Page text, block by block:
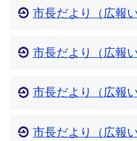
市長だより（広報
市長だより（広報
市長だより（広報
市長だより（広報